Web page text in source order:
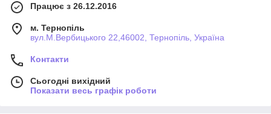
Працює з 26.12.2016
м. Тернопіль
вул.М.Вербицького 22,46002, Тернопіль, Україна
Контакти
Сьогодні вихідний
Показати весь графік роботи